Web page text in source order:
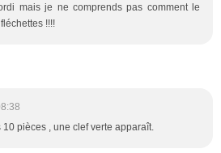
mais je ne comprends pas comment le
!!!!
pièces , une clef verte apparaît.